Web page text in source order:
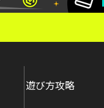
遊び方攻略